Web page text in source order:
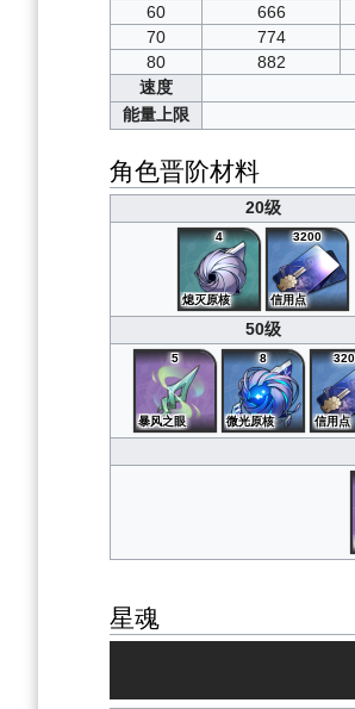
60
666
70
774
80
882
速度
能量上限
角色晋阶材料
20级
4
熄灭原核
3200
信用点
50级
5
暴风之眼
8
微光原核 信用点
星魂